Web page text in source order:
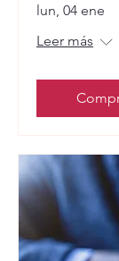
lun, 04 ene
Leer más